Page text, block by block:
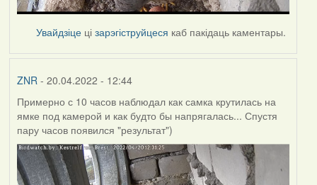
Увайдзіце цізарэгіструйцеся каб пакідаць каментары.
ZNR- 20.04.2022 - 12:44
Примерно с 10 часов наблюдал как самка крутилась на
ямке под камерой и как будто бы напрягалась... Спустя
пару часов появился "результат")